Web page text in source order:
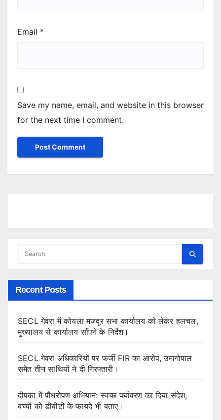
Email *
Save my name, email, and website in this browser
for the next time I comment.
Recent Posts
SECL गेवरा में कोयला मजदूर सभा कार्यालय को लेकर हलचल,
मुख्यालय से कार्यालय सौंपने के निर्देश।
SECL गेवरा अधिकारियों पर फर्जी FIR का आरोप, उमागोपाल
समेत तीन साथियों ने दी गिरफ्तारी।
दीपका में पौधरोपण अभियान: स्वच्छ पर्यावरण का दिया संदेश,
बच्चों को डीबीटी के फायदे भी बताए।